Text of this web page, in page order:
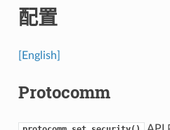
配置
[English]
Protocomm